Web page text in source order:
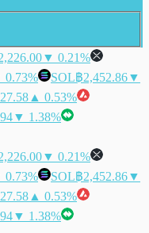
▼ 0.21%
0.73% SOL฿2,452.86▼
▲ 0.53%
▼ 1.38%
▼ 0.21%
0.73% SOL฿2,452.86▼
▲ 0.53%
▼ 1.38%